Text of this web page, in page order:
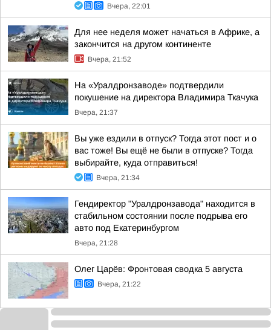
Вчера, 22:01
Для нее неделя может начаться в Африке, а
закончится на другом континенте
Вчера, 21:52
На «Уралдронзаводе» подтвердили
покушение на директора Владимира Ткачука
Вчера, 21:37
Вы уже ездили в отпуск? Тогда этот пост и о
вас тоже! Вы ещё не были в отпуске? Тогда
выбирайте, куда отправиться!
Вчера, 21:34
Гендиректор "Уралдронзавода" находится в
стабильном состоянии после подрыва его
авто под Екатеринбургом
Вчера, 21:28
Олег Царёв: Фронтовая сводка 5 августа
Вчера, 21:22